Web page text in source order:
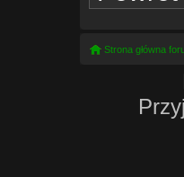
Strona główna